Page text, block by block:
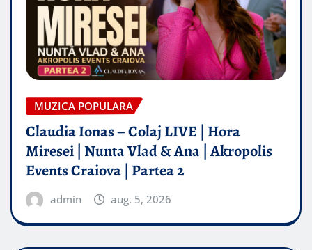
MUZICA POPULARA
Claudia Ionas – Colaj LIVE | Hora
Miresei | Nunta Vlad & Ana | Akropolis
Events Craiova | Partea 2
admin aug. 5, 2026